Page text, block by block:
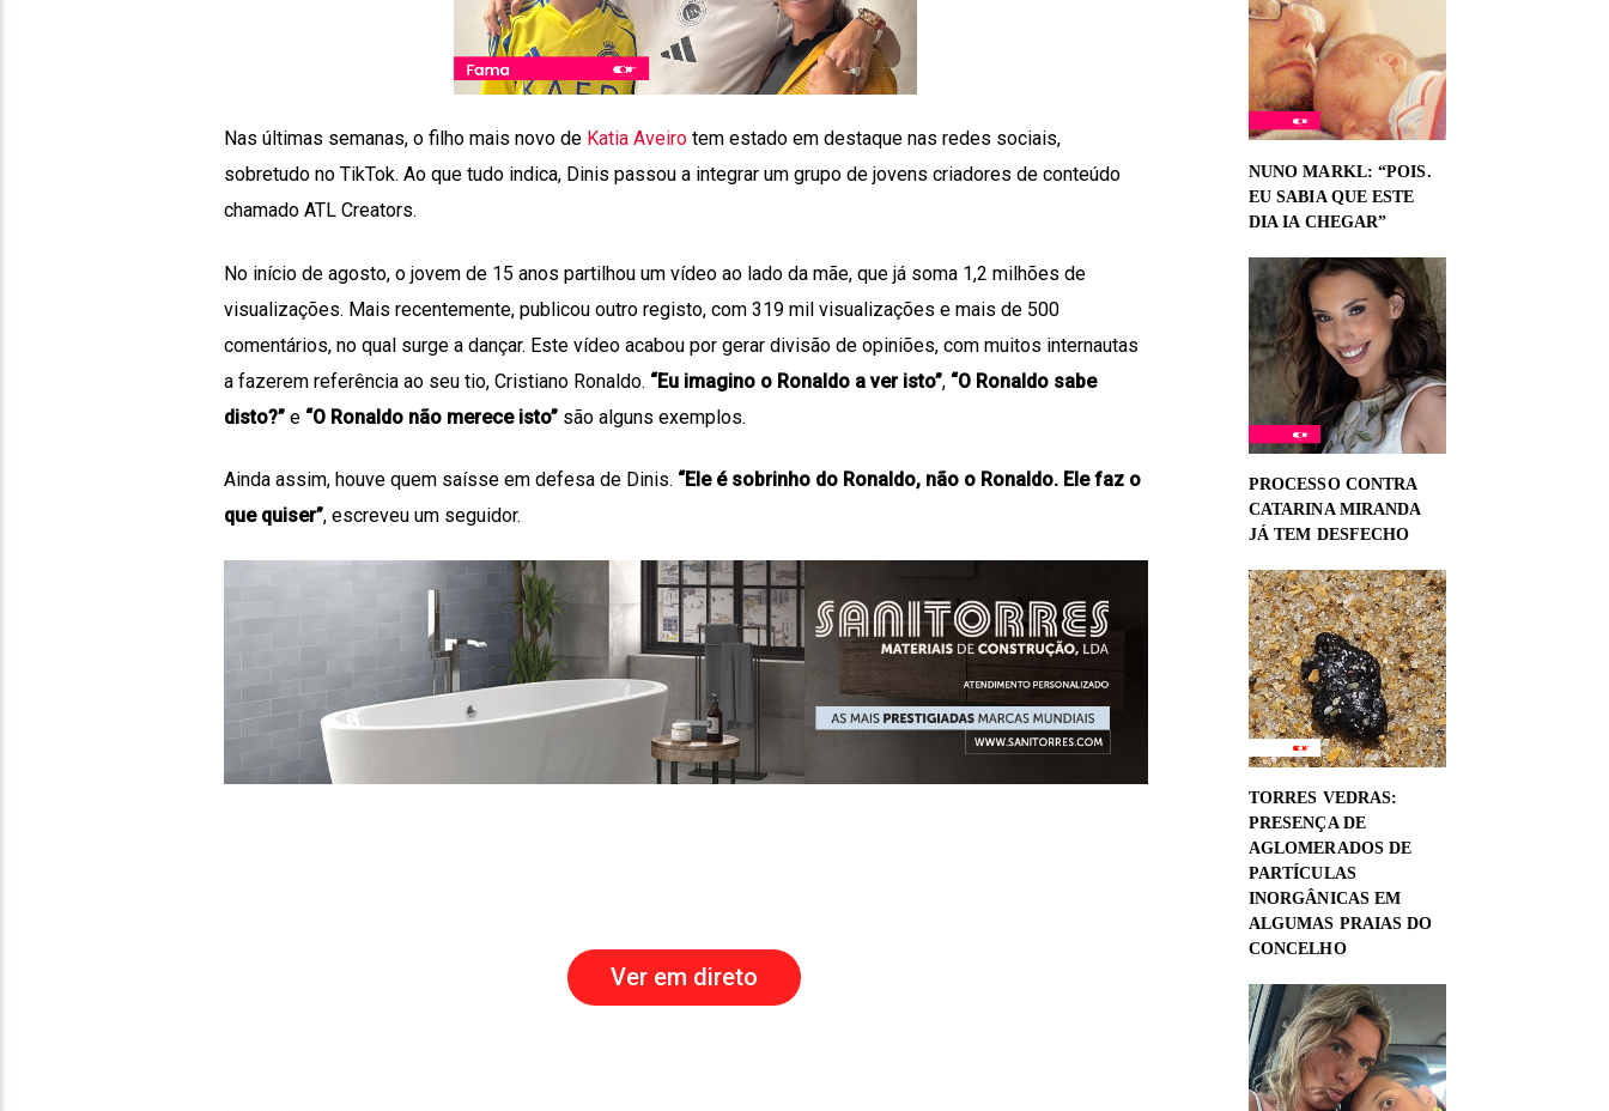
Nas últimas semanas, o filho mais novo de Katia Aveirotem estado em destaque nas redes sociais,
sobretudo no TikTok. Ao que tudo indica, Dinis passou a integrar um grupo de jovens criadores de conteúdo
chamado ATL Creators.
No início de agosto, o jovem de 15 anos partilhou um vídeo ao lado da mãe, que já soma 1,2 milhões de
visualizações. Mais recentemente, publicou outro registo, com 319 mil visualizações e mais de 500
comentários, no qual surge a dançar. Este vídeo acabou por gerar divisão de opiniões, com muitos internautas
a fazerem referência ao seu tio, Cristiano Ronaldo. “Eu imagino o Ronaldo a ver isto”, “O Ronaldo sabe
disto?”e“O Ronaldo não merece isto”são alguns exemplos.
Ainda assim, houve quem saísse em defesa de Dinis. “Ele é sobrinho do Ronaldo, não o Ronaldo. Ele faz o
que quiser”, escreveu um seguidor.
Ver em direto
NUNO MARKL: “POIS.
EU SABIA QUE ESTE
DIA IA CHEGAR”
PROCESSO CONTRA
CATARINA MIRANDA
JÁ TEM DESFECHO
TORRES VEDRAS:
PRESENÇA DE
AGLOMERADOS DE
PARTÍCULAS
INORGÂNICAS EM
ALGUMAS PRAIAS DO
CONCELHO